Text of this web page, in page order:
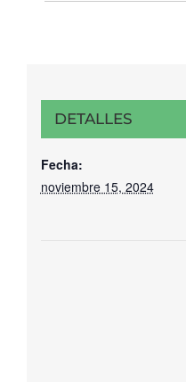
DETALLES
Fecha:
noviembre 15, 2024